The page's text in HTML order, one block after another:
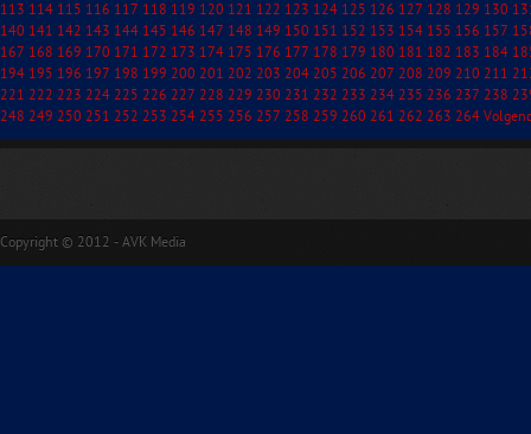
113 114 115 116 117 118 119 120 121 122 123 124 125 126 127 128 129 130
140 141 142 143 144 145 146 147 148 149 150 151 152 153 154 155 156 157
167 168 169 170 171 172 173 174 175 176 177 178 179 180 181 182 183 184
194 195 196 197 198 199 200 201 202 203 204 205 206 207 208 209 210 211
221 222 223 224 225 226 227 228 229 230 231 232 233 234 235 236 237 238
248 249 250 251 252 253 254 255 256 257 258 259 260 261 262 263 264
Copyright © 2012 - AVK Media